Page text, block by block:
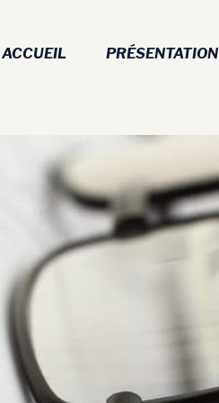
ACCUEIL PRÉSENTATION